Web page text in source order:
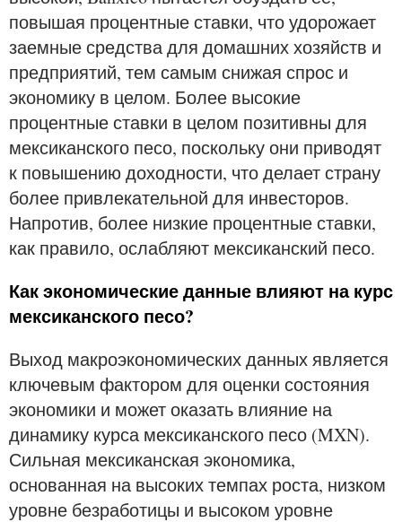
повышая процентные ставки, что удорожает
заемные средства для домашних хозяйств и
предприятий, тем самым снижая спрос и
экономику в целом. Более высокие
процентные ставки в целом позитивны для
мексиканского песо, поскольку они приводят
к повышению доходности, что делает страну
более привлекательной для инвесторов.
Напротив, более низкие процентные ставки,
как правило, ослабляют мексиканский песо.
Как экономические данные влияют на курс
мексиканского песо?
Выход макроэкономических данных является
ключевым фактором для оценки состояния
экономики и может оказать влияние на
динамику курса мексиканского песо (MXN).
Сильная мексиканская экономика,
основанная на высоких темпах роста, низком
уровне безработицы и высоком уровне